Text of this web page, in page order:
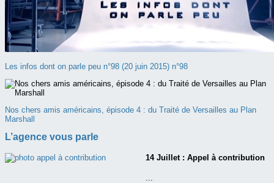
Les infos dont on parle peu n°98 (20 juin 2015) n°98
Nos chers amis américains, épisode 4 : du Traité de Versailles au Plan
Marshall
L’agence vous parle
14 Juillet : Appel à contribution